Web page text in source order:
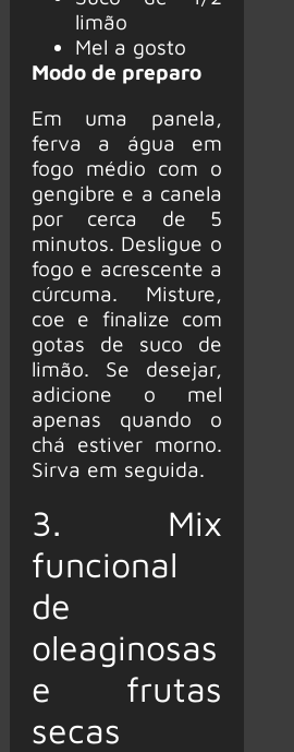
limão
Mel a gosto
Modo de preparo
Em uma panela,
ferva a água em
fogo médio com o
gengibre e a canela
por cerca de 5
minutos. Desligue o
fogo e acrescente a
cúrcuma. Misture,
coe e finalize com
gotas de suco de
limão. Se desejar,
adicione o mel
apenas quando o
chá estiver morno.
Sirva em seguida.
3. Mix
funcional
de
oleaginosas
e frutas
secas